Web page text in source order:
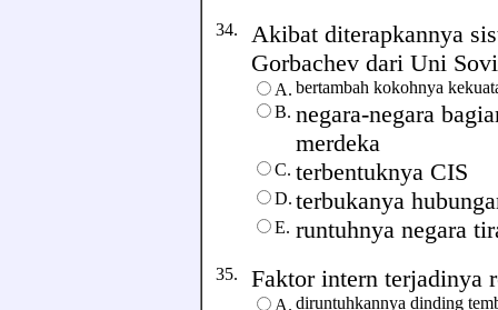
34. Akibat diterapkannya
Gorbachev dari Uni
A. bertambah kokohnya
B. negara-negara
merdeka
C. terbentuknya CIS
D. terbukanya
E. runtuhnya negara
35. Faktor intern terjadinya
A. diruntuhkannya dinding